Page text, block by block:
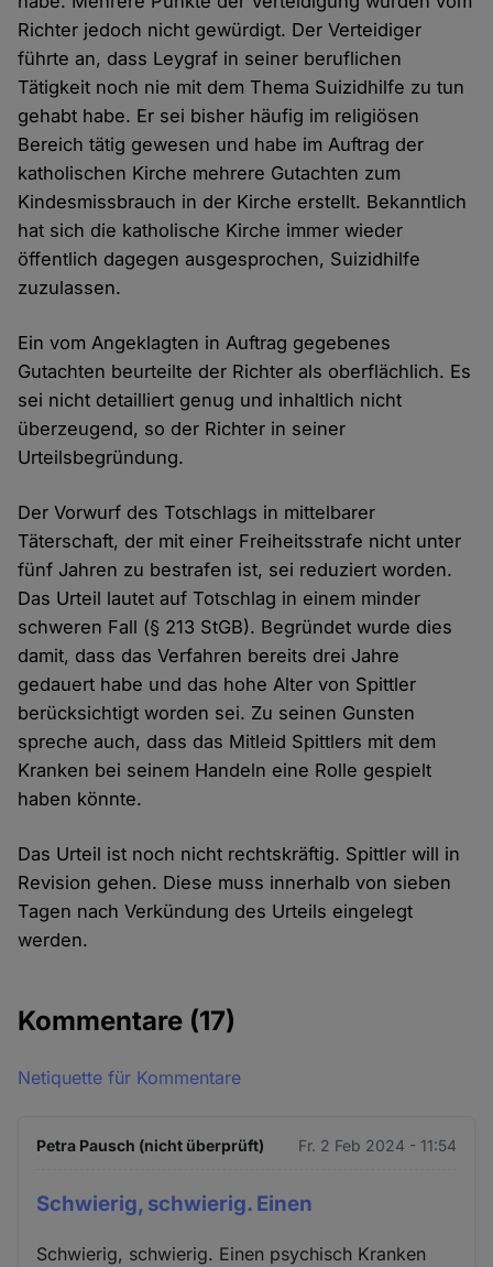
Richter jedoch nicht gewürdigt. Der Verteidiger
führte an, dass Leygraf in seiner beruflichen
Tätigkeit noch nie mit dem Thema Suizidhilfe zu tun
gehabt habe. Er sei bisher häufig im religiösen
Bereich tätig gewesen und habe im Auftrag der
katholischen Kirche mehrere Gutachten zum
Kindesmissbrauch in der Kirche erstellt. Bekanntlich
hat sich die katholische Kirche immer wieder
öffentlich dagegen ausgesprochen, Suizidhilfe
zuzulassen.
Ein vom Angeklagten in Auftrag gegebenes
Gutachten beurteilte der Richter als oberflächlich. Es
sei nicht detailliert genug und inhaltlich nicht
überzeugend, so der Richter in seiner
Urteilsbegründung.
Der Vorwurf des Totschlags in mittelbarer
Täterschaft, der mit einer Freiheitsstrafe nicht unter
fünf Jahren zu bestrafen ist, sei reduziert worden.
Das Urteil lautet auf Totschlag in einem minder
schweren Fall (§ 213 StGB). Begründet wurde dies
damit, dass das Verfahren bereits drei Jahre
gedauert habe und das hohe Alter von Spittler
berücksichtigt worden sei. Zu seinen Gunsten
spreche auch, dass das Mitleid Spittlers mit dem
Kranken bei seinem Handeln eine Rolle gespielt
haben könnte.
Das Urteil ist noch nicht rechtskräftig. Spittler will in
Revision gehen. Diese muss innerhalb von sieben
Tagen nach Verkündung des Urteils eingelegt
werden.
Kommentare (17)
Netiquette für Kommentare
Petra Pausch (nicht überprüft) Fr. 2 Feb 2024 - 11:54
Schwierig, schwierig. Einen
Schwierig, schwierig. Einen psychisch Kranken